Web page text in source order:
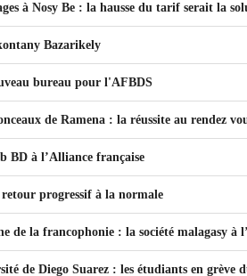
à Nosy Be : la hausse du tarif serait la
Bazarikely
bureau pour l'AFBDS
de Ramena : la réussite au rendez
BD à l’Alliance française
progressif à la normale
de la francophonie : la société malagasy à
de Diego Suarez : les étudiants en grève